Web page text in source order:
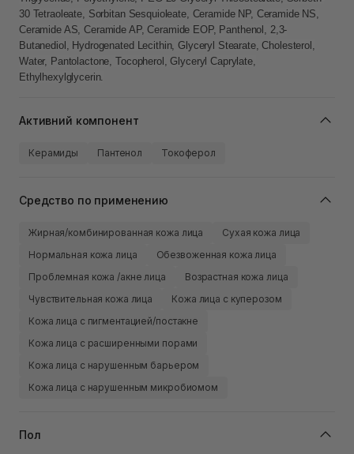
30 Tetraoleate, Sorbitan Sesquioleate, Ceramide NP, Ceramide NS,
Ceramide AS, Ceramide AP, Ceramide EOP, Panthenol, 2,3-
Butanediol, Hydrogenated Lecithin, Glyceryl Stearate, Cholesterol,
Water, Pantolactone, Tocopherol, Glyceryl Caprylate,
Ethylhexylglycerin.
Активний компонент
Керамиды Пантенол Токоферол
Средство по применению
Жирная/комбинированная кожа лица
Сухая кожа лица
Нормальная кожа лица
Обезвоженная кожа лица
Проблемная кожа /акне лица
Возрастная кожа лица
Чувствительная кожа лица
Кожа лица с куперозом
Кожа лица с пигментацией/постакне
Кожа лица с расширенными порами
Кожа лица с нарушенным барьером
Кожа лица с нарушенным микробиомом
Пол